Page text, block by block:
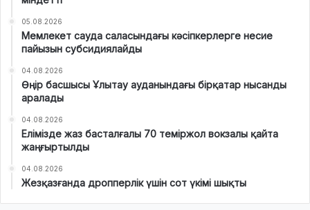
05.08.2026
Мемлекет сауда саласындағы кәсіпкерлерге несие
пайызын субсидиялайды
04.08.2026
Өңір басшысы Ұлытау ауданындағы бірқатар нысанды
аралады
04.08.2026
Елімізде жаз басталғалы 70 теміржол вокзалы қайта
жаңғыртылды
04.08.2026
Жезқазғанда дропперлік үшін сот үкімі шықты